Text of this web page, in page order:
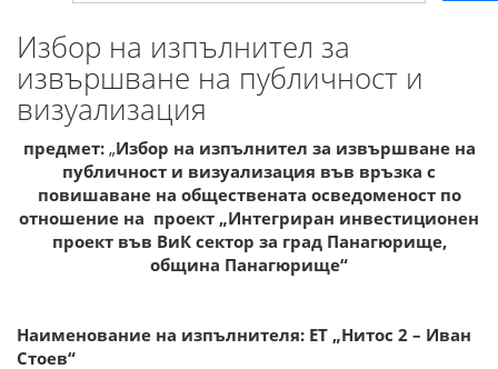
Избор на изпълнител за
извършване на публичност и
визуализация
предмет: „Избор на изпълнител за извършване на
публичност и визуализация във връзка с
повишаване на обществената осведоменост по
отношение на проект „Интегриран инвестиционен
проект във ВиК сектор за град Панагюрище,
община Панагюрище“
Наименование на изпълнителя: ЕТ „Нитос 2 – Иван
Стоев“